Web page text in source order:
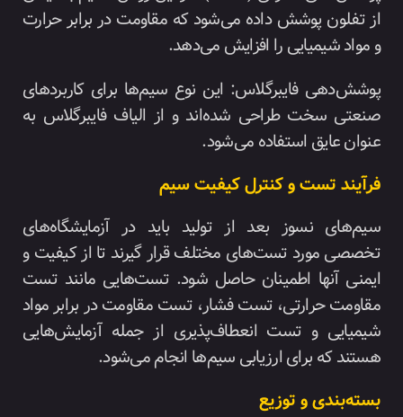
از تفلون پوشش داده می‌شود که مقاومت در برابر حرارت
و مواد شیمیایی را افزایش می‌دهد.
پوشش‌دهی فایبرگلاس: این نوع سیم‌ها برای کاربردهای
صنعتی سخت طراحی شده‌اند و از الیاف فایبرگلاس به
عنوان عایق استفاده می‌شود.
فرآیند تست و کنترل کیفیت سیم
سیم‌های نسوز بعد از تولید باید در آزمایشگاه‌های
تخصصی مورد تست‌های مختلف قرار گیرند تا از کیفیت و
ایمنی آنها اطمینان حاصل شود. تست‌هایی مانند تست
مقاومت حرارتی، تست فشار، تست مقاومت در برابر مواد
شیمیایی و تست انعطاف‌پذیری از جمله آزمایش‌هایی
هستند که برای ارزیابی سیم‌ها انجام می‌شود.
بسته‌بندی و توزیع